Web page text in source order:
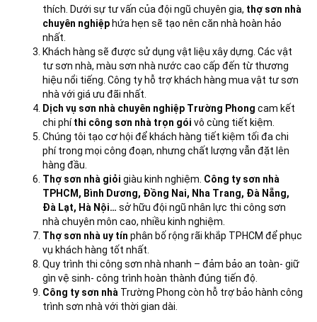
thích. Dưới sự tư vấn của đội ngũ chuyên gia, thợ sơn nhà
chuyên nghiệp hứa hẹn sẽ tạo nên căn nhà hoàn hảo
nhất.
Khách hàng sẽ được sử dụng vật liệu xây dựng. Các vật
tư sơn nhà, màu sơn nhà nước cao cấp đến từ thương
hiệu nổi tiếng. Công ty hỗ trợ khách hàng mua vật tư sơn
nhà với giá ưu đãi nhất.
Dịch vụ sơn nhà chuyên nghiệp Trường Phong cam kết
chi phíthi công sơn nhà trọn gói vô cùng tiết kiệm.
Chúng tôi tạo cơ hội để khách hàng tiết kiệm tối đa chi
phí trong mọi công đoạn, nhưng chất lượng vẫn đặt lên
hàng đầu.
Thợ sơn nhà giỏi giàu kinh nghiệm. Công ty sơn nhà
TPHCM, Bình Dương, Đồng Nai, Nha Trang, Đà Nẵng,
Đà Lạt, Hà Nội… sở hữu đội ngũ nhân lực thi công sơn
nhà chuyên môn cao, nhiều kinh nghiệm.
Thợ sơn nhà uy tín phân bố rộng rãi khắp TPHCM để phục
vụ khách hàng tốt nhất.
Quy trình thi công sơn nhà nhanh – đảm bảo an toàn- giữ
gìn vệ sinh- công trình hoàn thành đúng tiến độ.
Công ty sơn nhà Trường Phong còn hỗ trợ bảo hành công
trình sơn nhà với thời gian dài.